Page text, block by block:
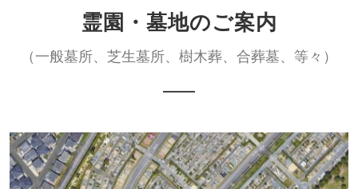
霊園・墓地のご案内
（一般墓所、芝生墓所、樹木葬、合葬墓、等々）